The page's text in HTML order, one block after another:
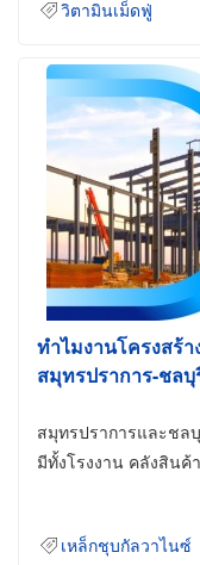
วิตามินเม็ดฟู่
ทำไมงานโครงสร้
สมุทรปราการ-ชล
สมุทรปราการและชล
มีทั้งโรงงาน คลังสิน
เหล็กชุบกัลวาไนซ์